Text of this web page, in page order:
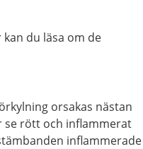
du läsa om de
orsakas nästan
se rött och inflammerat
inflammerade